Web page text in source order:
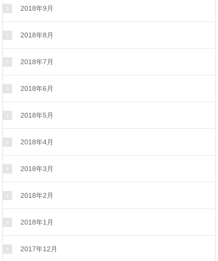
2018年9月
2018年8月
2018年7月
2018年6月
2018年5月
2018年4月
2018年3月
2018年2月
2018年1月
2017年12月